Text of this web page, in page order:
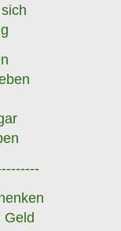
Geld